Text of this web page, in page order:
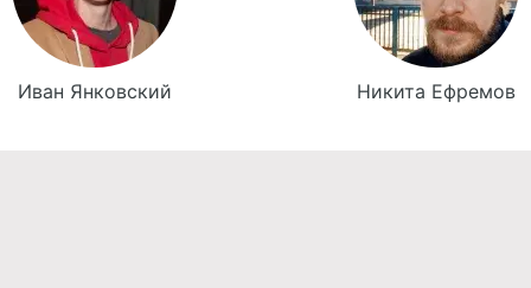
Иван Янковский Никита Ефремов